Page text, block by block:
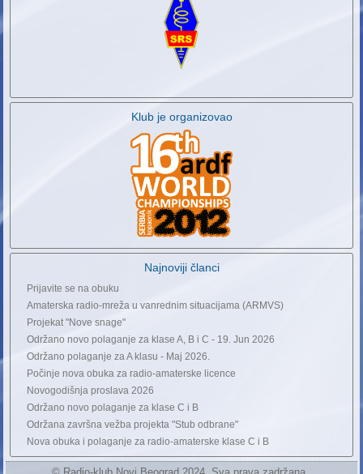
Klub je organizovao
Najnoviji članci
Prijavite se na obuku
Amaterska radio-mreža u vanrednim situacijama (ARMVS)
Projekat "Nove snage"
Održano novo polaganje za klase A, B i C - 19. Jun 2026
Održano polaganje za A klasu - Maj 2026.
Počinje nova obuka za radio-amaterske licence
Novogodišnja proslava 2026
Održano novo polaganje za klase C i B
Održana završna vežba projekta "Stub odbrane"
Nova obuka i polaganje za radio-amaterske klase C i B